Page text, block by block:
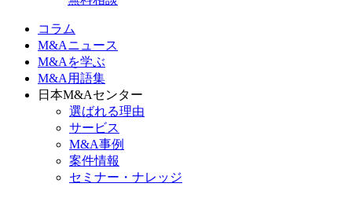
コラム
M&Aニュース
M&Aを学ぶ
M&A用語集
日本M&Aセンター
選ばれる理由
サービス
M&A事例
案件情報
セミナー・ナレッジ